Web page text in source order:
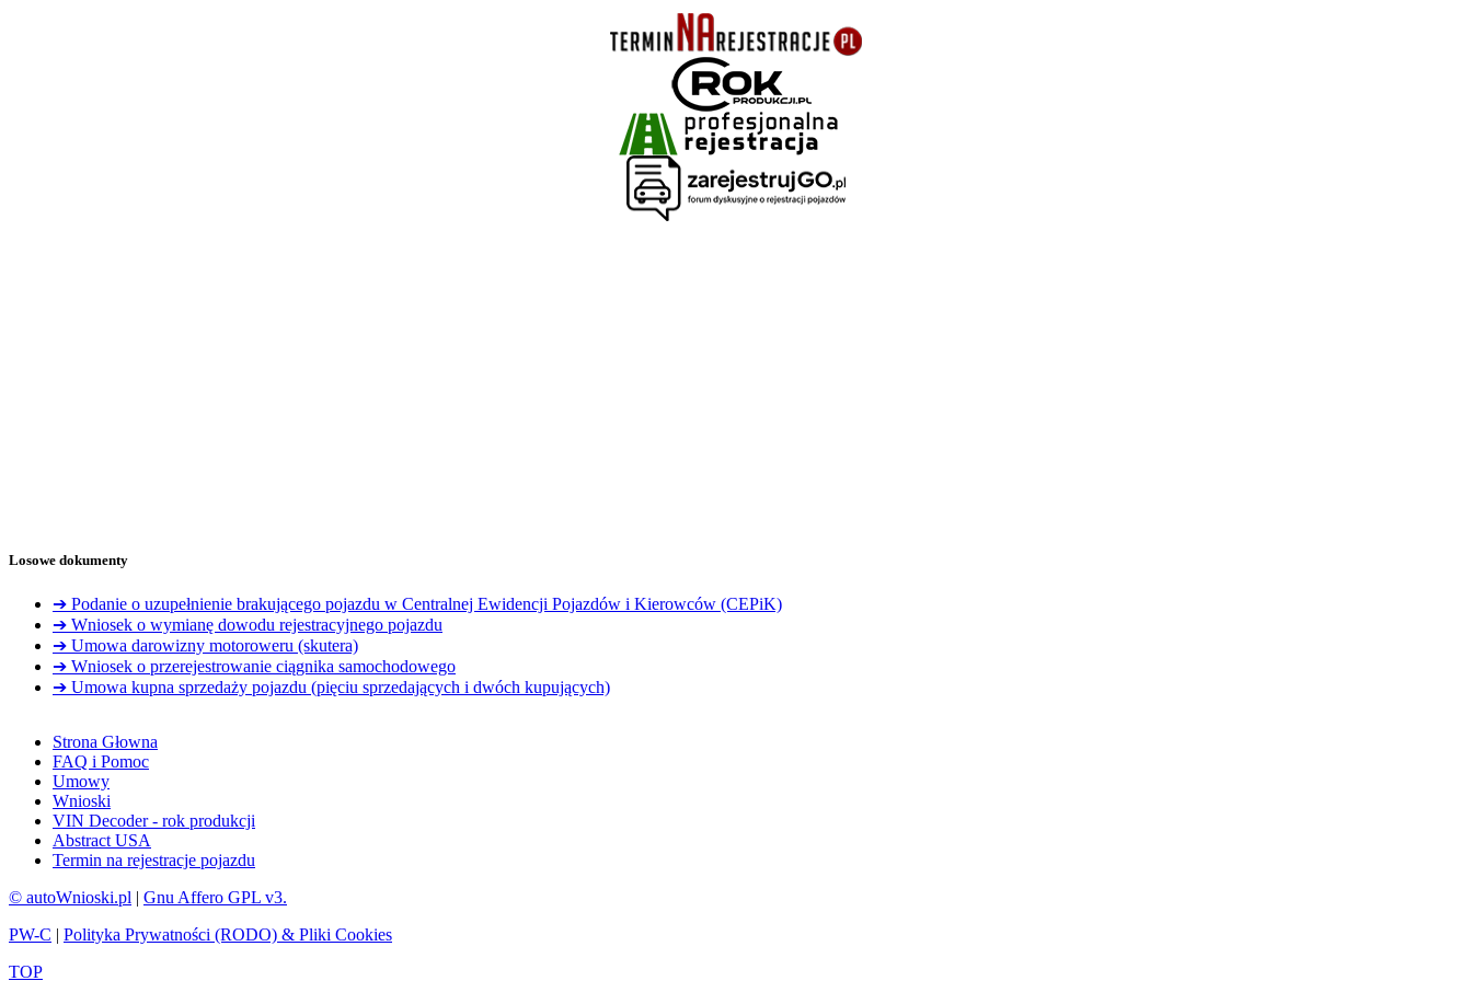
Losowe dokumenty
➔ Podanie o uzupełnienie brakującego pojazdu w Centralnej Ewidencji Pojazdów i Kierowców (CEPiK)
➔ Wniosek o wymianę dowodu rejestracyjnego pojazdu
➔ Umowa darowizny motoroweru (skutera)
➔ Wniosek o przerejestrowanie ciągnika samochodowego
➔ Umowa kupna sprzedaży pojazdu (pięciu sprzedających i dwóch kupujących)
Strona Głowna
FAQ i Pomoc
Umowy
Wnioski
VIN Decoder - rok produkcji
Abstract USA
Termin na rejestracje pojazdu
© autoWnioski.pl | Gnu Affero GPL v3.
PW-C | Polityka Prywatności (RODO) & Pliki Cookies
TOP